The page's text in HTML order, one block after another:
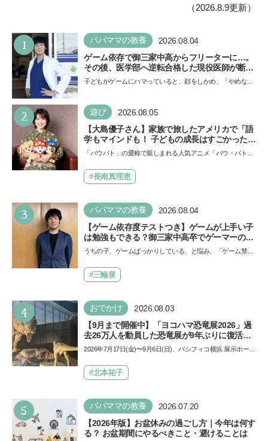
（2026.8.9更新）
1 パパママの教養 2026.08.04
ゲーム依存で御三家中高からフリーターに…。
その後、医学部へ逆転合格した現役医師が断言
「ゲームの経験が受験勉強に役立った」そう考
子どもがゲームにハマっていると、顔をしかめ、「やめなさ
い…
2 遊び 2026.08.05
【大島優子さん】家族で旅したアメリカで「語
学もマインドも！ 子どもの成長はすごかった」
声優をつとめた映画『パウ・パトロール ザ・ダ
できると子どもに知ってほしい
「パウパト」の愛称で親しまれる人気アニメ「パウ・パトロ
ザ…#長南真理恵
3 パパママの教養 2026.08.04
【ゲーム依存度テストつき】ゲームが上手い子
は勉強もできる？御三家中高卒でゲーマーの医
師・阿部智史さんが教えるゲームしながら受験
うちの子、ゲームばっかりしている、と悩み、「ゲーム禁
も…#三輪泉
4 おでかけ 2026.08.03
【9月まで開催中】「ヨコハマ恐竜展2026」過
去26万人を動員した恐竜展が9年ぶりに復活！
夏休みのおでかけで楽しむポイントを完全ガイ
2026年7月17日(金)〜9月6日(日)、パシフィコ横浜 展示ホール
催…#北本祐子
5 パパママの教養 2026.07.20
【2026年版】お盆休みの過ごし方｜今年は何す
る？ お盆期間にやるべきこと・避けることは